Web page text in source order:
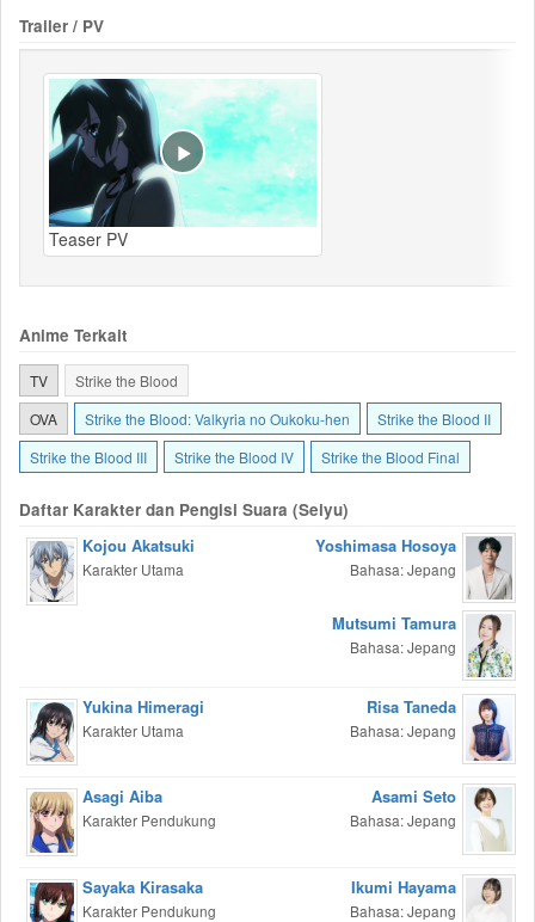
Trailer / PV
Teaser PV
Anime Terkait
TV
Strike the Blood
OVA
Strike the Blood: Valkyria no Oukoku-hen
Strike the Blood II
Strike the Blood III
Strike the Blood IV Strike the Blood Final
Daftar Karakter dan Pengisi Suara (Seiyu)
Kojou Akatsuki
Karakter Utama
Yoshimasa Hosoya
Bahasa: Jepang
Mutsumi Tamura
Bahasa: Jepang
Yukina Himeragi
Karakter Utama
Risa Taneda
Bahasa: Jepang
Asagi Aiba
Karakter Pendukung
Asami Seto
Bahasa: Jepang
Sayaka Kirasaka
Karakter Pendukung
Ikumi Hayama
Bahasa: Jepang